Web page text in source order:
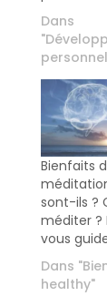
Dans
Bienfaits
sont-ils ?
méditer ?
vous
Dans
healthy"